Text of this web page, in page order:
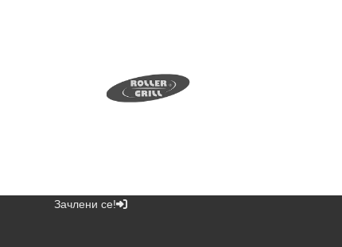
Зачлени се!